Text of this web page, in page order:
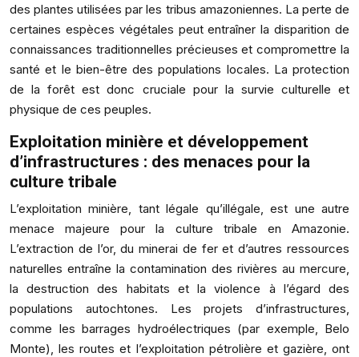
des plantes utilisées par les tribus amazoniennes. La perte de
certaines espèces végétales peut entraîner la disparition de
connaissances traditionnelles précieuses et compromettre la
santé et le bien-être des populations locales. La protection
de la forêt est donc cruciale pour la survie culturelle et
physique de ces peuples.
Exploitation minière et développement
d’infrastructures : des menaces pour la
culture tribale
L’exploitation minière, tant légale qu’illégale, est une autre
menace majeure pour la culture tribale en Amazonie.
L’extraction de l’or, du minerai de fer et d’autres ressources
naturelles entraîne la contamination des rivières au mercure,
la destruction des habitats et la violence à l’égard des
populations autochtones. Les projets d’infrastructures,
comme les barrages hydroélectriques (par exemple, Belo
Monte), les routes et l’exploitation pétrolière et gazière, ont